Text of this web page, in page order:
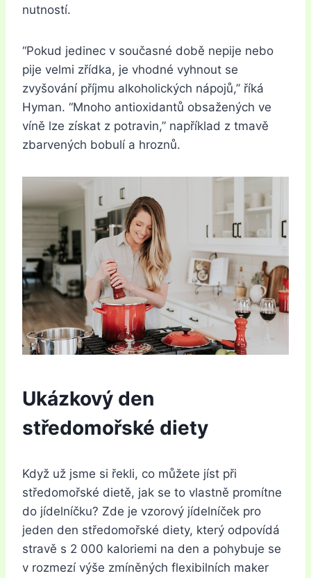
nutností.
“Pokud jedinec v současné době nepije nebo
pije velmi zřídka, je vhodné vyhnout se
zvyšování příjmu alkoholických nápojů,” říká
Hyman. “Mnoho antioxidantů obsažených ve
víně lze získat z potravin,” například z tmavě
zbarvených bobulí a hroznů.
Ukázkový den
středomořské diety
Když už jsme si řekli, co můžete jíst při
středomořské dietě, jak se to vlastně promítne
do jídelníčku? Zde je vzorový jídelníček pro
jeden den středomořské diety, který odpovídá
stravě s 2 000 kaloriemi na den a pohybuje se
v rozmezí výše zmíněných flexibilních maker